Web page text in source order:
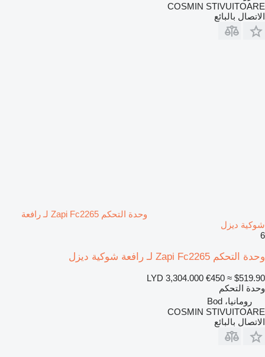
COSMIN STIVUITOARE
الاتصال بالبائع
وحدة التحكم Zapi Fc2265 لـ رافعة
شوكية ديزل
6
وحدة التحكم Zapi Fc2265 لـ رافعة شوكية ديزل
LYD 3,304.000 €450 ≈ $519.90
وحدة التحكم
رومانيا، Bod
COSMIN STIVUITOARE
الاتصال بالبائع